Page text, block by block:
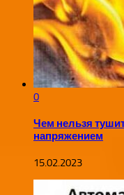
0
Чем нельзя
напряжением
15.02.2023